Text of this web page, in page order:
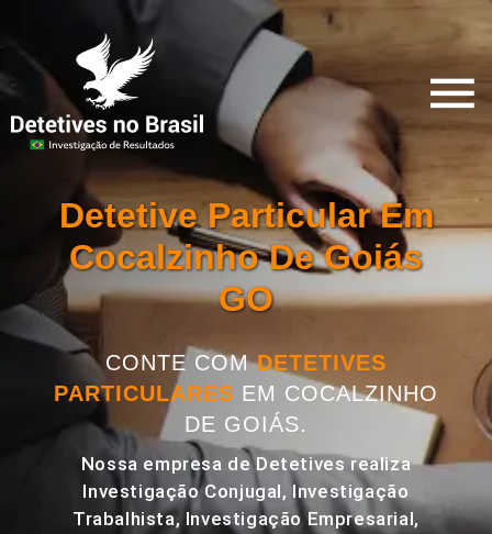
Detetive Particular Em
Cocalzinho De Goiás
GO
CONTE COMDETETIVES
PARTICULARES EM COCALZINHO
DE GOIÁS.
Nossa empresa de Detetives realiza
Investigação Conjugal, Investigação
Trabalhista, Investigação Empresarial,